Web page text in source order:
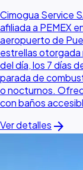
Cimogua Service
afiliada a PEMEX
aeropuerto de
estrellas otorgada
del día, los 7 días
parada de
o nocturnos.
con baños
Ver detalles arrow_forward